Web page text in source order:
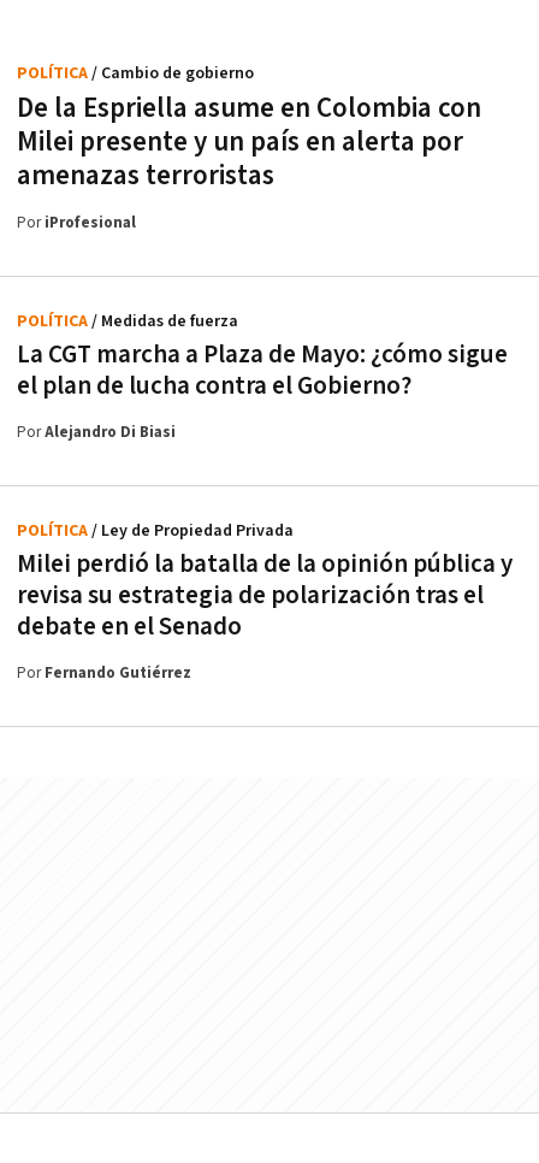
De la Espriella asume en Colombia con
Milei presente y un país en alerta por
amenazas terroristas
POLÍTICA/ Cambio de gobierno
PoriProfesional
La CGT marcha a Plaza de Mayo: ¿cómo sigue
el plan de lucha contra el Gobierno?
POLÍTICA/ Medidas de fuerza
PorAlejandro Di Biasi
Milei perdió la batalla de la opinión pública y
revisa su estrategia de polarización tras el
debate en el Senado
POLÍTICA/ Ley de Propiedad Privada
PorFernando Gutiérrez